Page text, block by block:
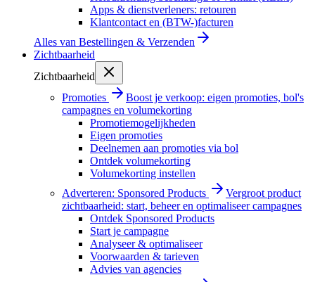
Apps & dienstverleners: retouren
Klantcontact en (BTW-)facturen
Alles van Bestellingen & Verzenden
Zichtbaarheid
Zichtbaarheid
Promoties
Boost je verkoop: eigen promoties, bol's
campagnes en volumekorting
Promotiemogelijkheden
Eigen promoties
Deelnemen aan promoties via bol
Ontdek volumekorting
Volumekorting instellen
Adverteren: Sponsored Products
Vergroot product
zichtbaarheid: start, beheer en optimaliseer campagnes
Ontdek Sponsored Products
Start je campagne
Analyseer & optimaliseer
Voorwaarden & tarieven
Advies van agencies